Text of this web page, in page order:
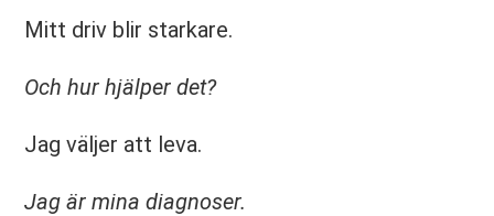
Mitt driv blir starkare.
Och hur hjälper det?
Jag väljer att leva.
Jag är mina diagnoser.